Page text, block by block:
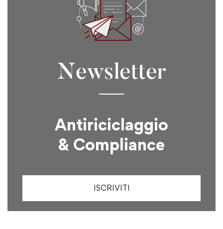
Newsletter
Antiriciclaggio
& Compliance
ISCRIVITI